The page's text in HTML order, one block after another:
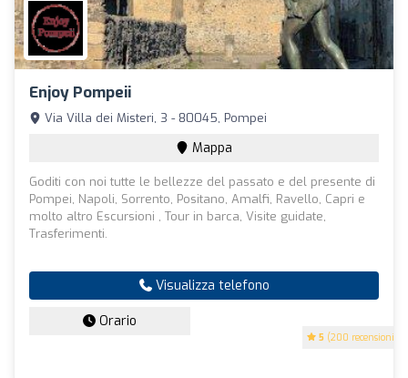
Enjoy Pompeii
5 (200 recensioni)
Via Villa dei Misteri, 3 - 80045, Pompei
Mappa
Goditi con noi tutte le bellezze del passato e del presente di
Pompei, Napoli, Sorrento, Positano, Amalfi, Ravello, Capri e
molto altro Escursioni , Tour in barca, Visite guidate,
Trasferimenti.
Visualizza telefono
Orario